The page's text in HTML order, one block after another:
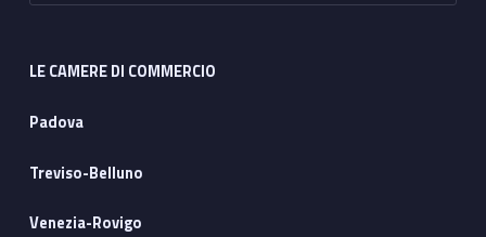
LE CAMERE DI COMMERCIO
Padova
Treviso-Belluno
Venezia-Rovigo